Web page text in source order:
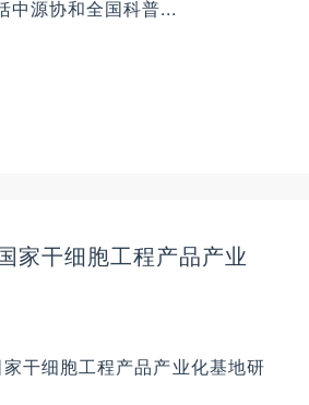
中源协和全国科普...
家干细胞工程产品产业
干细胞工程产品产业化基地研